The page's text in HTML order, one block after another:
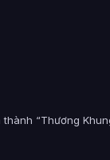
“Thương